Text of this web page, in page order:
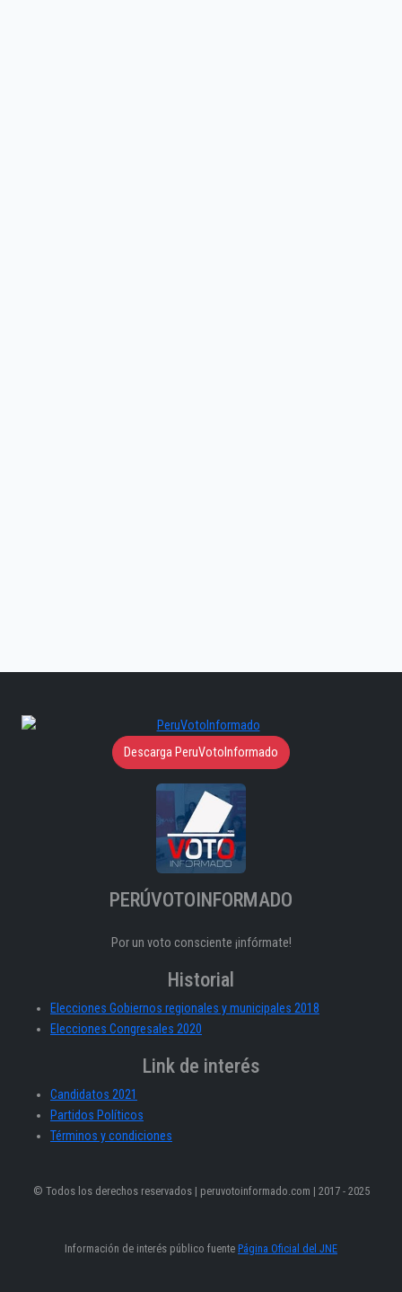
Descarga PeruVotoInformado
PERÚVOTOINFORMADO
Por un voto consciente ¡infórmate!
Historial
Elecciones Gobiernos regionales y municipales 2018
Elecciones Congresales 2020
Link de interés
Candidatos 2021
Partidos Políticos
Términos y condiciones
© Todos los derechos reservados | peruvotoinformado.com | 2017 - 2025
Información de interés público fuente Página Oficial del JNE